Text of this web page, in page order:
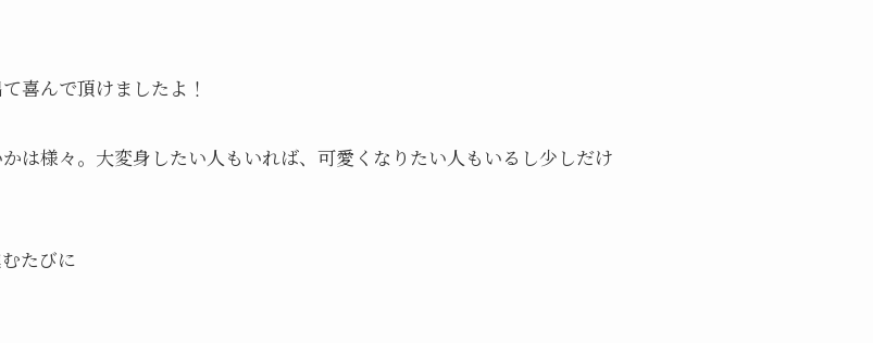
喜んで頂けましたよ！
は様々。大変身したい人もいれば、可愛くなりたい人もいるし少しだけ
たびに